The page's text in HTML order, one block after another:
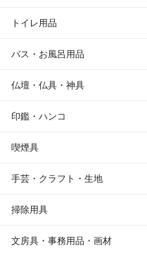
トイレ用品
バス・お風呂用品
仏壇・仏具・神具
印鑑・ハンコ
喫煙具
手芸・クラフト・生地
掃除用具
文房具・事務用品・画材